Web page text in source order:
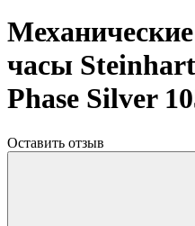
часы
Phase Silver
Оставить отзыв